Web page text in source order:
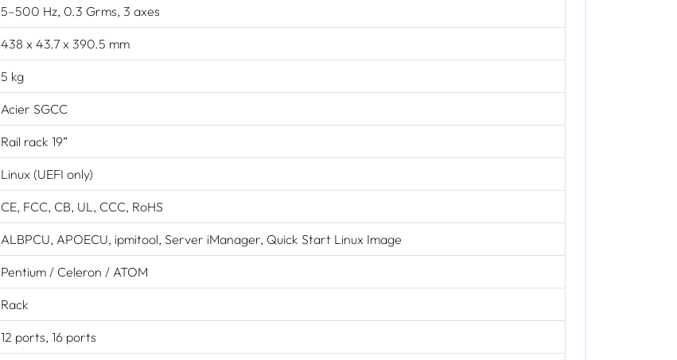
5–500 Hz, 0.3 Grms, 3 axes
438 x 43.7 x 390.5 mm
5 kg
Acier SGCC
Rail rack 19”
Linux (UEFI only)
CE, FCC, CB, UL, CCC, RoHS
ALBPCU, APOECU, ipmitool, Server iManager, Quick Start Linux Image
Pentium / Celeron / ATOM
Rack
12 ports, 16 ports